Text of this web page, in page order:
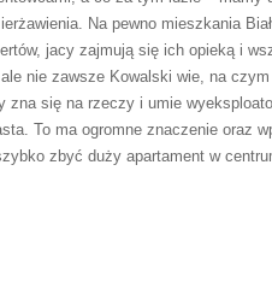
Na pewno mieszkania
jacy zajmują się ich opieką i
nie zawsze Kowalski wie, na
zna się na rzeczy i umie
To ma ogromne znaczenie oraz
zbyć duży apartament w